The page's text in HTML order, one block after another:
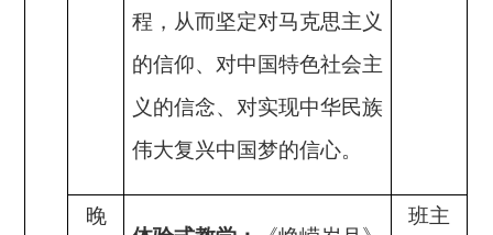
程，从而坚定对马克思主义
的信仰、对中国特色社会主
义的信念、对实现中华民族
伟大复兴中国梦的信心。
晚
班主